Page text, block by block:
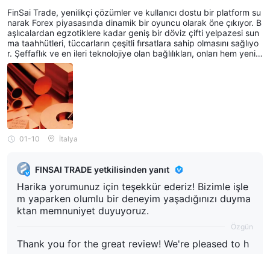
FinSai Trade, yenilikçi çözümler ve kullanıcı dostu bir platform su
narak Forex piyasasında dinamik bir oyuncu olarak öne çıkıyor. B
aşlıcalardan egzotiklere kadar geniş bir döviz çifti yelpazesi sun
ma taahhütleri, tüccarların çeşitli fırsatlara sahip olmasını sağlıyo
r. Şeffaflık ve en ileri teknolojiye olan bağlılıkları, onları hem yeni h
em de deneyimli tüccarlar için güvenilir bir seçim haline getiriyor.
😛
01-10 İtalya
FINSAI TRADE yetkilisinden yanıt
Harika yorumunuz için teşekkür ederiz! Bizimle işle
m yaparken olumlu bir deneyim yaşadığınızı duyma
ktan memnuniyet duyuyoruz.
Özgün
Thank you for the great review! We're pleased to h